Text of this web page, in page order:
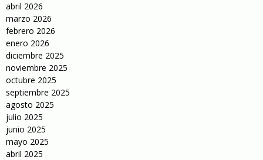
abril 2026
marzo 2026
febrero 2026
enero 2026
diciembre 2025
noviembre 2025
octubre 2025
septiembre 2025
agosto 2025
julio 2025
junio 2025
mayo 2025
abril 2025